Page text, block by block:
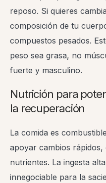
reposo. Si quieres
composición de tu
compuestos pesados.
peso sea grasa, no
fuerte y masculino.
Nutrición para
la recuperación
La comida es
apoyar cambios rápidos,
nutrientes. La ingesta
innegociable para la